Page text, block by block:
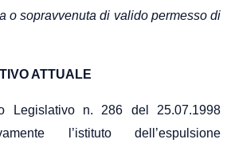
o sopravvenuta di valido permesso di
ATTUALE
Legislativo n. 286 del 25.07.1998
l’istituto dell’espulsione